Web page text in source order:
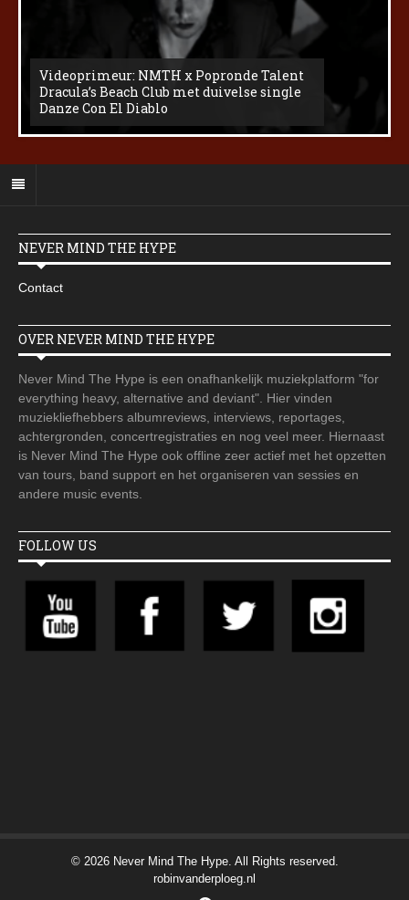
Videoprimeur: NMTH x Popronde Talent
Dracula’s Beach Club met duivelse single
Danze Con El Diablo
NEVER MIND THE HYPE
Contact
OVER NEVER MIND THE HYPE
Never Mind The Hype is een onafhankelijk muziekplatform "for
everything heavy, alternative and deviant". Hier vinden
muziekliefhebbers albumreviews, interviews, reportages,
achtergronden, concertregistraties en nog veel meer. Hiernaast
is Never Mind The Hype ook offline zeer actief met het opzetten
van tours, band support en het organiseren van sessies en
andere music events.
FOLLOW US
© 2026 Never Mind The Hype. All Rights reserved.
robinvanderploeg.nl